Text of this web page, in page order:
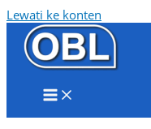
Lewati ke konten